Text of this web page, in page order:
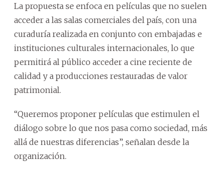
La propuesta se enfoca en películas que no suelen
acceder a las salas comerciales del país, con una
curaduría realizada en conjunto con embajadas e
instituciones culturales internacionales, lo que
permitirá al público acceder a cine reciente de
calidad y a producciones restauradas de valor
patrimonial.
“Queremos proponer películas que estimulen el
diálogo sobre lo que nos pasa como sociedad, más
allá de nuestras diferencias”, señalan desde la
organización.